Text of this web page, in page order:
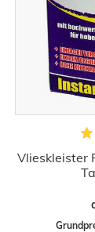
Vlieskleister